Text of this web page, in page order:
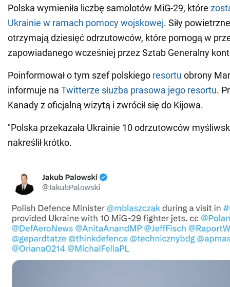
Polska wymieniła liczbę samolotów MiG-29, które
Ukrainie w ramach pomocy wojskowej. Siły
otrzymają dziesięć odrzutowców, które pomogą w
zapowiadanego wcześniej przez Sztab Generalny
Poinformował o tym szef polskiego resortu obrony
informuje na Twitterze służba prasowa jego resortu.
Kanady z oficjalną wizytą i zwrócił się do Kijowa.
"Polska przekazała Ukrainie 10 odrzutowców
nakreślił krótko.